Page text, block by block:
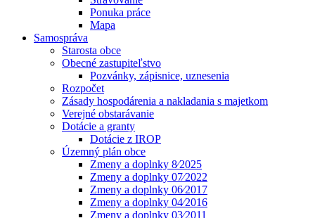
Ponuka práce
Mapa
Samospráva
Starosta obce
Obecné zastupiteľstvo
Pozvánky, zápisnice, uznesenia
Rozpočet
Zásady hospodárenia a nakladania s majetkom
Verejné obstarávanie
Dotácie a granty
Dotácie z IROP
Územný plán obce
Zmeny a doplnky 8⁄2025
Zmeny a doplnky 07⁄2022
Zmeny a doplnky 06⁄2017
Zmeny a doplnky 04⁄2016
Zmeny a doplnky 03⁄2011